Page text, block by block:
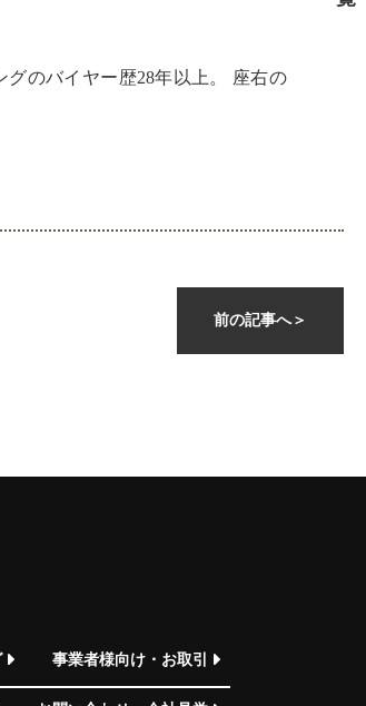
のバイヤー歴28年以上。 座右の
前の記事へ＞
事業者様向け・お取引